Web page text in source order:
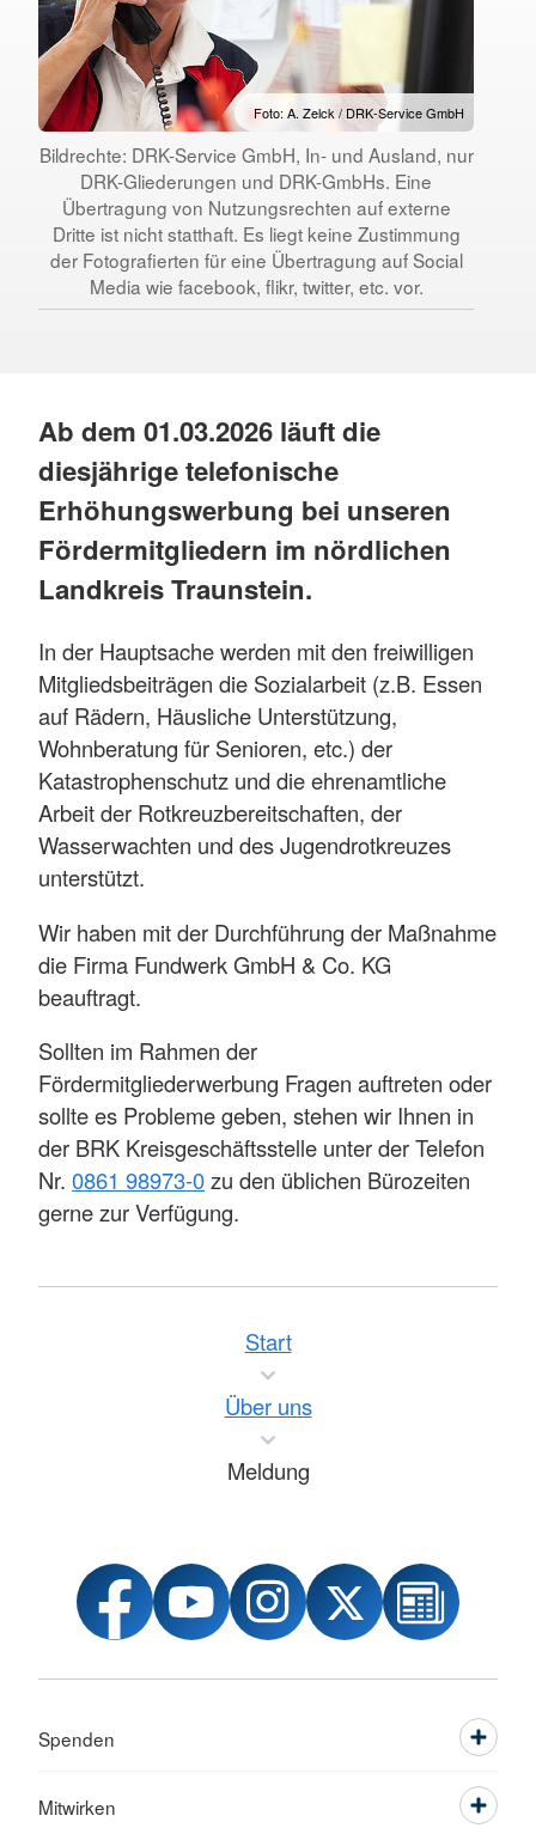
Foto: A. Zelck / DRK-Service GmbH
Bildrechte: DRK-Service GmbH, In- und Ausland, nur
DRK-Gliederungen und DRK-GmbHs. Eine
Übertragung von Nutzungsrechten auf externe
Dritte ist nicht statthaft. Es liegt keine Zustimmung
der Fotografierten für eine Übertragung auf Social
Media wie facebook, flikr, twitter, etc. vor.
Ab dem 01.03.2026 läuft die
diesjährige telefonische
Erhöhungswerbung bei unseren
Fördermitgliedern im nördlichen
Landkreis Traunstein.
In der Hauptsache werden mit den freiwilligen
Mitgliedsbeiträgen die Sozialarbeit (z.B. Essen
auf Rädern, Häusliche Unterstützung,
Wohnberatung für Senioren, etc.) der
Katastrophenschutz und die ehrenamtliche
Arbeit der Rotkreuzbereitschaften, der
Wasserwachten und des Jugendrotkreuzes
unterstützt.
Wir haben mit der Durchführung der Maßnahme
die Firma Fundwerk GmbH & Co. KG
beauftragt.
Sollten im Rahmen der
Fördermitgliederwerbung Fragen auftreten oder
sollte es Probleme geben, stehen wir Ihnen in
der BRK Kreisgeschäftsstelle unter der Telefon
Nr. 0861 98973-0zu den üblichen Bürozeiten
gerne zur Verfügung.
Start
Über uns
Meldung
Spenden
Mitwirken